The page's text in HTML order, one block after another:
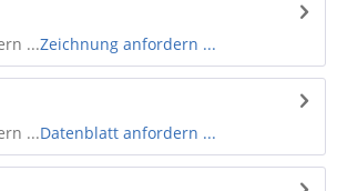
...Zeichnung anfordern ...
...Datenblatt anfordern ...